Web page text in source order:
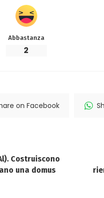
Abbastanza
2
on Facebook
Costruiscono
una domus